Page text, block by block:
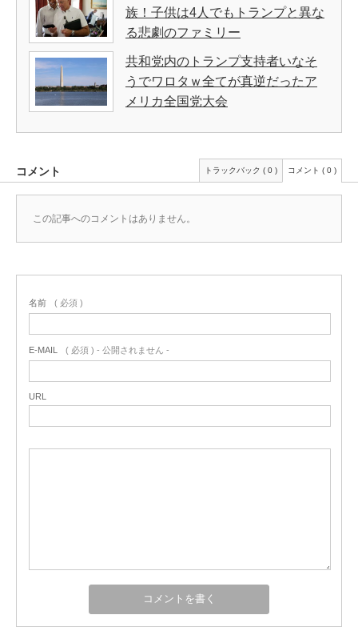
族！子供は4人でもトランプと異な
る悲劇のファミリー
共和党内のトランプ支持者いなそ
うでワロタｗ全てが真逆だったア
メリカ全国党大会
コメント トラックバック ( 0 ) コメント ( 0 )
この記事へのコメントはありません。
名前 ( 必須 )
E-MAIL ( 必須 ) - 公開されません -
URL